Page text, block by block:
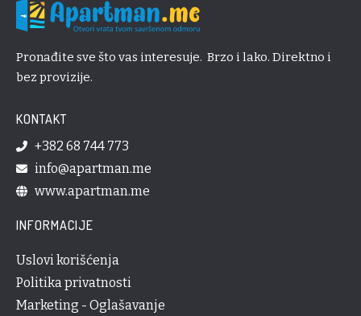
Pronađite sve što vas interesuje. Brzo i lako. Direktno i
bez provizije.
KONTAKT
+382 68 744 773
info@apartman.me
www.apartman.me
INFORMACIJE
Uslovi korišćenja
Politika privatnosti
Marketing - Oglašavanje